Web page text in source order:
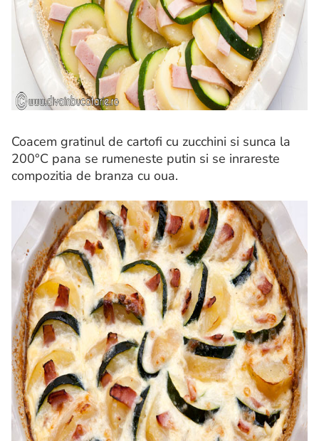
Coacem gratinul de cartofi cu zucchini si sunca la
200°C pana se rumeneste putin si se inrareste
compozitia de branza cu oua.